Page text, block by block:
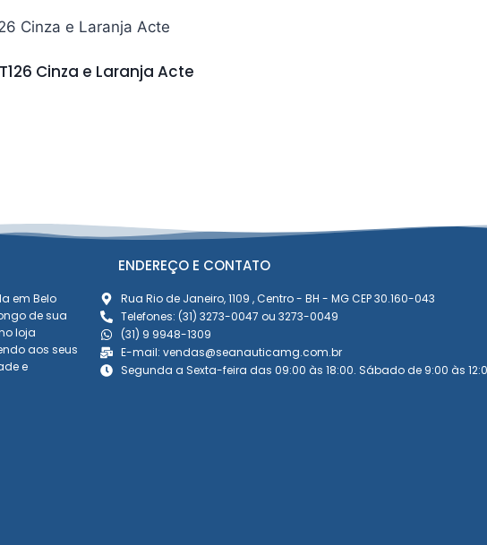
Cinza e Laranja Acte
em Belo
de sua
loja
aos seus
e
ENDEREÇO E CONTATO
Rua Rio de Janeiro, 1109 , Centro - BH - MG CEP 30.160-043
Telefones: (31) 3273-0047 ou 3273-0049
(31) 9 9948-1309
E-mail: vendas@seanauticamg.com.br
Segunda a Sexta-feira das 09:00 às 18:00. Sábado de 9:00 às